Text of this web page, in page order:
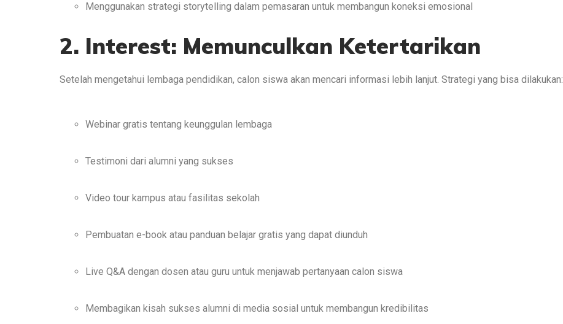
Menggunakan strategi storytelling dalam pemasaran untuk membangun koneksi emosional
2. Interest: Memunculkan Ketertarikan
Setelah mengetahui lembaga pendidikan, calon siswa akan mencari informasi lebih lanjut. Strategi yang bisa dilakukan:
Webinar gratis tentang keunggulan lembaga
Testimoni dari alumni yang sukses
Video tour kampus atau fasilitas sekolah
Pembuatan e-book atau panduan belajar gratis yang dapat diunduh
Live Q&A dengan dosen atau guru untuk menjawab pertanyaan calon siswa
Membagikan kisah sukses alumni di media sosial untuk membangun kredibilitas